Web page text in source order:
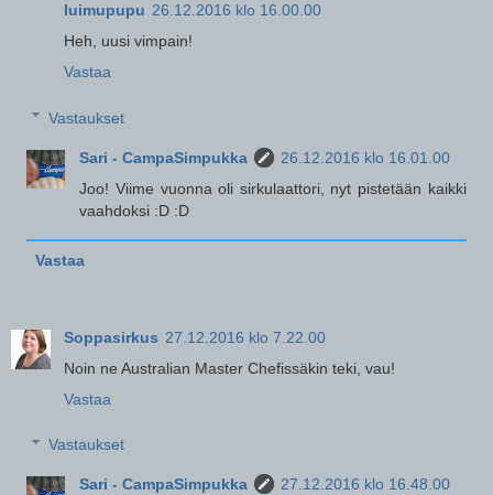
luimupupu 26.12.2016 klo 16.00.00
Heh, uusi vimpain!
Vastaa
Vastaukset
Sari - CampaSimpukka
26.12.2016 klo 16.01.00
Joo! Viime vuonna oli sirkulaattori, nyt pistetään kaikki
vaahdoksi :D :D
Vastaa
Soppasirkus 27.12.2016 klo 7.22.00
Noin ne Australian Master Chefissäkin teki, vau!
Vastaa
Vastaukset
Sari - CampaSimpukka
27.12.2016 klo 16.48.00